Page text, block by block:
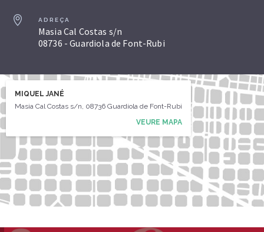
ADREÇA
Masia Cal Costas s/n
08736 - Guardiola de Font-Rubi
MIQUEL JANÉ
Masia Cal Costas s/n, 08736 Guardiola de Font-Rubi
VEURE MAPA